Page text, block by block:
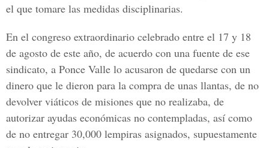
el que tomare las medidas disciplinarias.
En el congreso extraordinario celebrado entre el 17 y 18
de agosto de este año, de acuerdo con una fuente de ese
sindicato, a Ponce Valle lo acusaron de quedarse con un
dinero que le dieron para la compra de unas llantas, de no
devolver viáticos de misiones que no realizaba, de
autorizar ayudas económicas no contempladas, así como
de no entregar 30,000 lempiras asignados, supuestamente